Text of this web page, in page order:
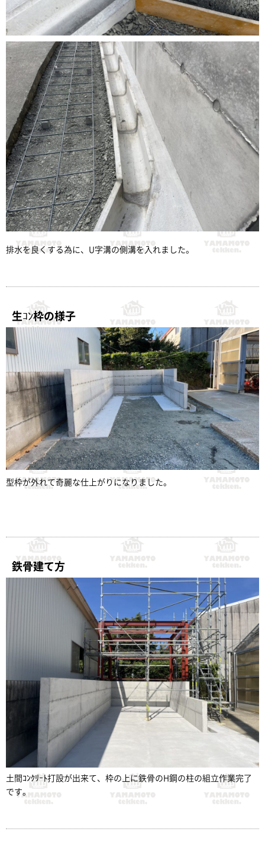
排水を良くする為に、U字溝の側溝を入れました。
生ｺﾝ枠の様子
型枠が外れて奇麗な仕上がりになりました。
鉄骨建て方
土間ｺﾝｸﾘｰﾄ打設が出来て、枠の上に鉄骨のH鋼の柱の組立作業完了
です。